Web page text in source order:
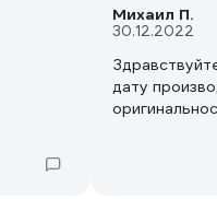
Михаил П.
30.12.2022
дату